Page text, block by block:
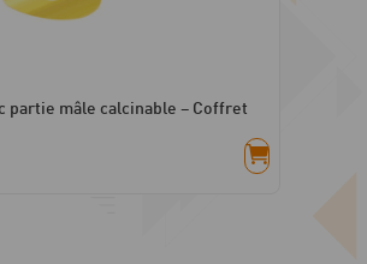
partie mâle calcinable – Coffret